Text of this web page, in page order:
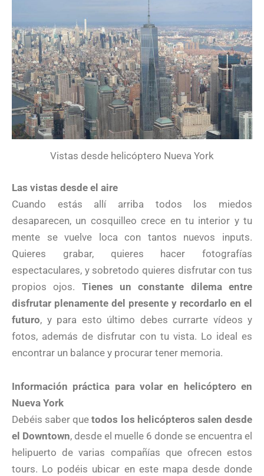
Vistas desde helicóptero Nueva York
Las vistas desde el aire
Cuando estás allí arriba todos los miedos
desaparecen, un cosquilleo crece en tu interior y tu
mente se vuelve loca con tantos nuevos inputs.
Quieres grabar, quieres hacer fotografías
espectaculares, y sobretodo quieres disfrutar con tus
propios ojos. Tienes un constante dilema entre
disfrutar plenamente del presente y recordarlo en el
futuro, y para esto último debes currarte vídeos y
fotos, además de disfrutar con tu vista. Lo ideal es
encontrar un balance y procurar tener memoria.
Información práctica para volar en helicóptero en
Nueva York
Debéis saber quetodos los helicópteros salen desde
el Downtown, desde el muelle 6 donde se encuentra el
helipuerto de varias compañías que ofrecen estos
tours. Lo podéis ubicar en este mapa desde donde